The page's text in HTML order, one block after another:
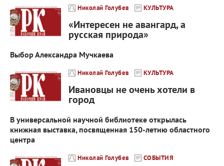
Николай Голубев КУЛЬТУРА
«Интересен не авангард, а
русская природа»
Выбор Александра Мучкаева
Николай Голубев КУЛЬТУРА
Ивановцы не очень хотели в
город
В универсальной научной библиотеке открылась
книжная выставка, посвященная 150-летию областного
центра
Николай Голубев СОБЫТИЯ